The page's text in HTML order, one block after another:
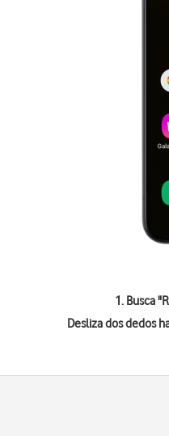
1. Busca "
Desliza dos dedos